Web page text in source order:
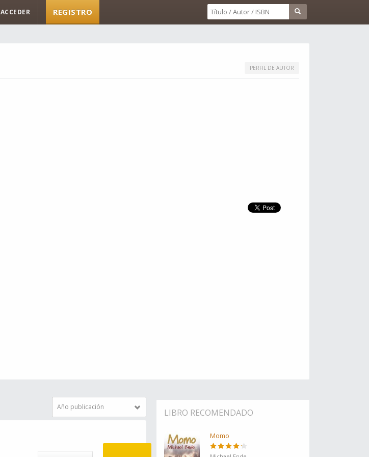
ACCEDER REGISTRO
PERFIL DE AUTOR
Año publicación
LIBRO RECOMENDADO
Momo